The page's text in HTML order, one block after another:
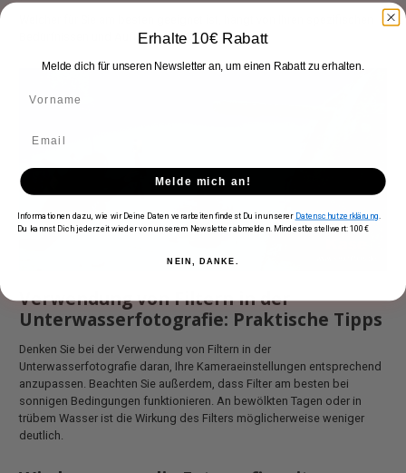
Bedürfnissen und Aufnahmebedingungen ab.
Verwendung von Filtern in der
Unterwasserfotografie: Praktische Tipps
Denken Sie bei der Verwendung von Filtern in der
Unterwasserfotografie daran, Ihre Kameraeinstellungen entsprechend
anzupassen. Beachten Sie außerdem, dass Filter am besten bei
sonnigen Bedingungen funktionieren. An bewölkten Tagen oder in
trübem Wasser ist die Wirkung des Filters möglicherweise weniger
deutlich.
Erhalte 10€ Rabatt
Melde dich für unseren Newsletter an, um einen Rabatt zu erhalten.
Melde mich an!
Informationen dazu, wie wir Deine Daten verarbeiten findest Du in unserer Datenschutzerklärung
Du kannst Dich jederzeit wieder von unserem Newsletter abmelden. Mindestbestellwert: 100€
NEIN, DANKE.